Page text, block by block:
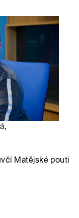
,
Matějské pouti